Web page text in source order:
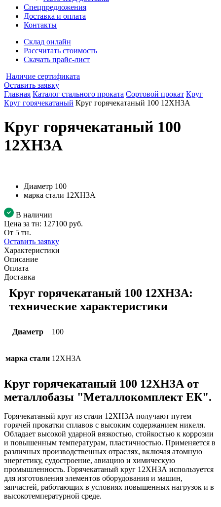
Спецпредложения
Доставка и оплата
Контакты
Склад онлайн
Рассчитать стоимость
Скачать прайс-лист
Наличие сертификата
Оставить заявку
Главная Каталог стального проката Сортовой прокат Круг
Круг горячекатаный Круг горячекатаный 100 12ХН3А
Круг горячекатаный 100
12ХН3А
Диаметр 100
марка стали 12ХН3А
В наличии
Цена за тн: 127100 руб.
От 5 тн.
Оставить заявку
Характеристики
Описание
Оплата
Доставка
Круг горячекатаный 100 12ХН3А:
технические характеристики
Диаметр 100
марка стали 12ХН3А
Круг горячекатаный 100 12ХН3А от
металлобазы "Металлокомплект ЕК".
Горячекатаный круг из стали 12ХН3А получают путем
горячей прокатки сплавов с высоким содержанием никеля.
Обладает высокой ударной вязкостью, стойкостью к коррозии
и повышенным температурам, пластичностью. Применяется в
различных производственных отраслях, включая атомную
энергетику, судостроение, авиацию и химическую
промышленность. Горячекатаный круг 12ХН3А используется
для изготовления элементов оборудования и машин,
запчастей, работающих в условиях повышенных нагрузок и в
высокотемпературной среде.